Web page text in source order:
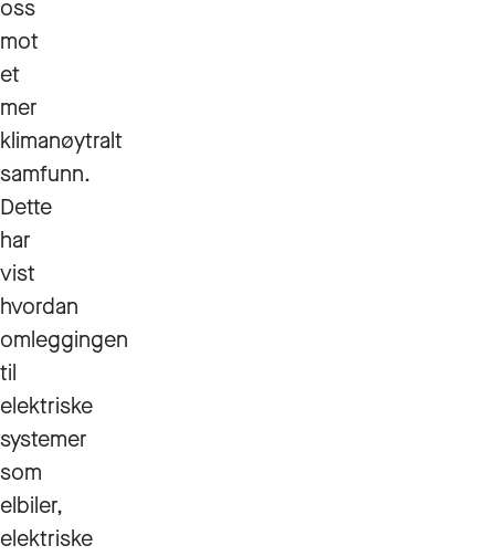
oss
mot
et
mer
klimanøytralt
samfunn.
Dette
har
vist
hvordan
omleggingen
til
elektriske
systemer
som
elbiler,
elektriske